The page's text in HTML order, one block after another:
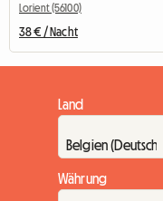
Lorient (56100)
38 € / Nacht
Land
Währung